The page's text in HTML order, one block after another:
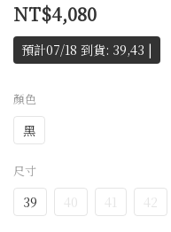
NT$4,080
預計07/18 到貨: 39,43 |
顏色
黑
尺寸
39 40 41 42